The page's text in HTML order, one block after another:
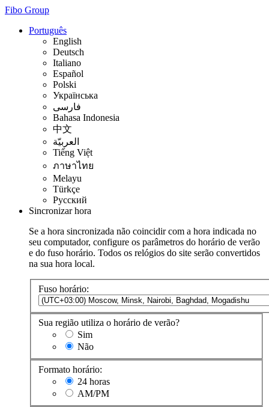
Fibo Group
Português
English
Deutsch
Italiano
Español
Polski
Українська
فارسی
Bahasa Indonesia
中文
العربيّة
Tiếng Việt
ภาษาไทย
Melayu
Türkçe
Русский
Sincronizar hora
Se a hora sincronizada não coincidir com a hora indicada no
seu computador, configure os parâmetros do horário de verão
e do fuso horário. Todos os relógios do site serão convertidos
na sua hora local.
Fuso horário:
Sua região utiliza o horário de verão?
Sim
Não
Formato horário:
24 horas
AM/PM